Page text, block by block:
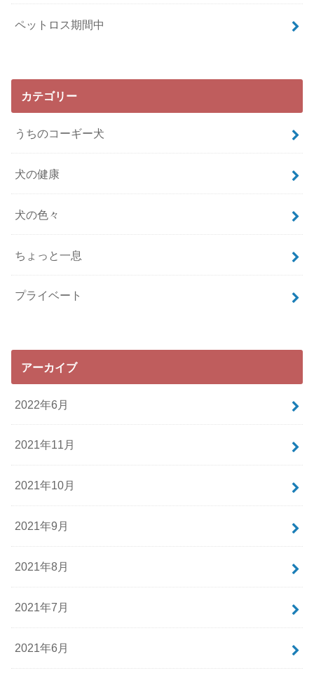
ペットロス期間中
カテゴリー
うちのコーギー犬
犬の健康
犬の色々
ちょっと一息
プライベート
アーカイブ
2022年6月
2021年11月
2021年10月
2021年9月
2021年8月
2021年7月
2021年6月